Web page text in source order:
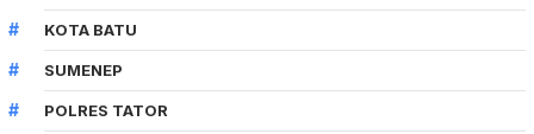
KOTA BATU
SUMENEP
POLRES TATOR